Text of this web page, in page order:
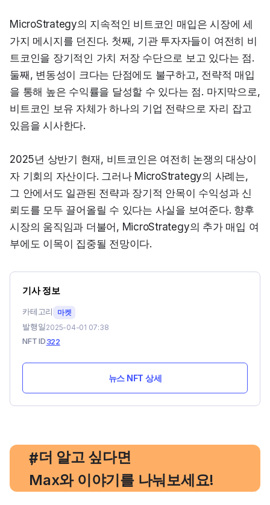
MicroStrategy의 지속적인 비트코인 매입은 시장에 세
가지 메시지를 던진다. 첫째, 기관 투자자들이 여전히 비
트코인을 장기적인 가치 저장 수단으로 보고 있다는 점.
둘째, 변동성이 크다는 단점에도 불구하고, 전략적 매입
을 통해 높은 수익률을 달성할 수 있다는 점. 마지막으로,
비트코인 보유 자체가 하나의 기업 전략으로 자리 잡고
있음을 시사한다.
2025년 상반기 현재, 비트코인은 여전히 논쟁의 대상이
자 기회의 자산이다. 그러나 MicroStrategy의 사례는,
그 안에서도 일관된 전략과 장기적 안목이 수익성과 신
뢰도를 모두 끌어올릴 수 있다는 사실을 보여준다. 향후
시장의 움직임과 더불어, MicroStrategy의 추가 매입 여
부에도 이목이 집중될 전망이다.
기사 정보
카테고리 마켓
발행일 2025-04-01 07:38
NFT ID 322
뉴스 NFT 상세
#
, 더 알고 싶다면
Max와 이야기를 나눠보세요!